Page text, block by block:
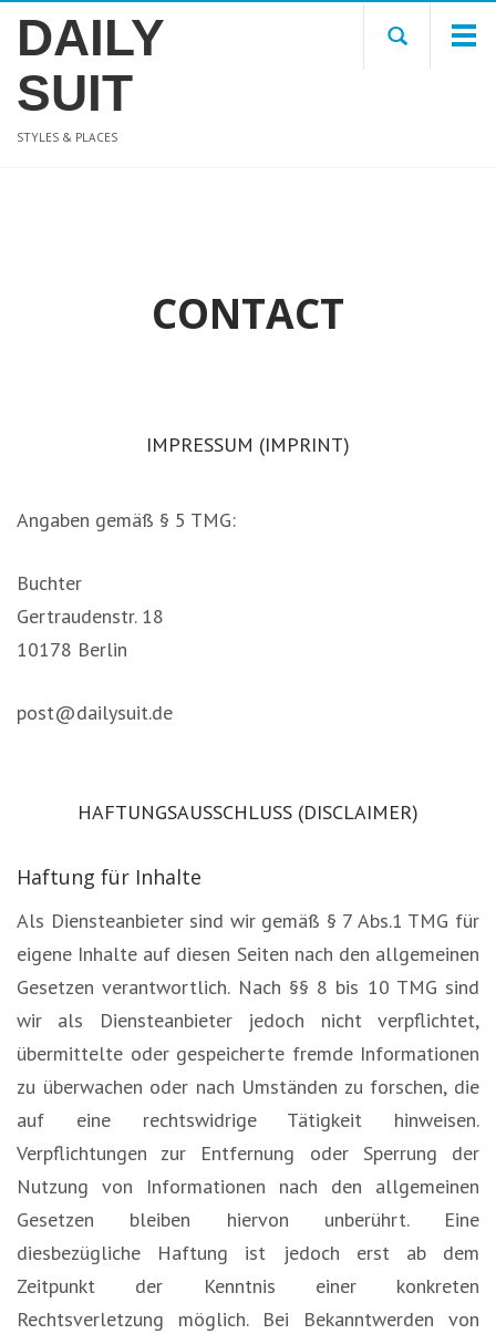
DAILY
SUIT
STYLES & PLACES
CONTACT
IMPRESSUM (IMPRINT)
Angaben gemäß § 5 TMG:
Buchter
Gertraudenstr. 18
10178 Berlin
post@dailysuit.de
HAFTUNGSAUSSCHLUSS (DISCLAIMER)
Haftung für Inhalte
Als Diensteanbieter sind wir gemäß § 7 Abs.1 TMG für
eigene Inhalte auf diesen Seiten nach den allgemeinen
Gesetzen verantwortlich. Nach §§ 8 bis 10 TMG sind
wir als Diensteanbieter jedoch nicht verpflichtet,
übermittelte oder gespeicherte fremde Informationen
zu überwachen oder nach Umständen zu forschen, die
auf eine rechtswidrige Tätigkeit hinweisen.
Verpflichtungen zur Entfernung oder Sperrung der
Nutzung von Informationen nach den allgemeinen
Gesetzen bleiben hiervon unberührt. Eine
diesbezügliche Haftung ist jedoch erst ab dem
Zeitpunkt der Kenntnis einer konkreten
Rechtsverletzung möglich. Bei Bekanntwerden von